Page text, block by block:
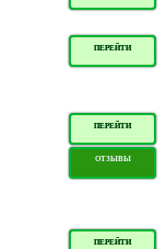
ПЕРЕЙТИ
ПЕРЕЙТИ
ОТЗЫВЫ
ПЕРЕЙТИ